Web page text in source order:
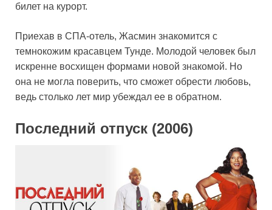
билет на курорт.
Приехав в СПА-отель, Жасмин знакомится с
темнокожим красавцем Тунде. Молодой человек был
искренне восхищен формами новой знакомой. Но
она не могла поверить, что сможет обрести любовь,
ведь столько лет мир убеждал ее в обратном.
Последний отпуск (2006)